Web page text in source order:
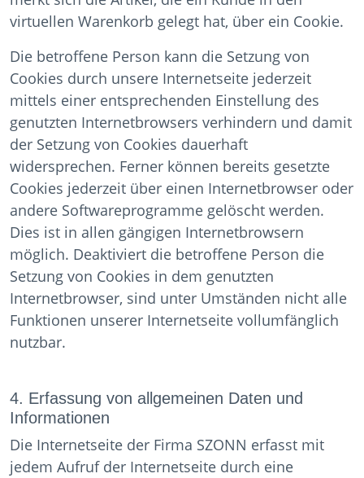
virtuellen Warenkorb gelegt hat, über ein Cookie.
Die betroffene Person kann die Setzung von
Cookies durch unsere Internetseite jederzeit
mittels einer entsprechenden Einstellung des
genutzten Internetbrowsers verhindern und damit
der Setzung von Cookies dauerhaft
widersprechen. Ferner können bereits gesetzte
Cookies jederzeit über einen Internetbrowser oder
andere Softwareprogramme gelöscht werden.
Dies ist in allen gängigen Internetbrowsern
möglich. Deaktiviert die betroffene Person die
Setzung von Cookies in dem genutzten
Internetbrowser, sind unter Umständen nicht alle
Funktionen unserer Internetseite vollumfänglich
nutzbar.
4. Erfassung von allgemeinen Daten und
Informationen
Die Internetseite der Firma SZONN erfasst mit
jedem Aufruf der Internetseite durch eine